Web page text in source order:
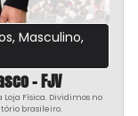
, Masculino,
– FJV
Loja Física. Dividimos no
brasileiro.